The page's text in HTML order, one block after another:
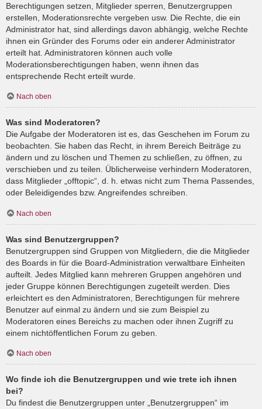
Berechtigungen setzen, Mitglieder sperren, Benutzergruppen
erstellen, Moderationsrechte vergeben usw. Die Rechte, die ein
Administrator hat, sind allerdings davon abhängig, welche Rechte
ihnen ein Gründer des Forums oder ein anderer Administrator
erteilt hat. Administratoren können auch volle
Moderationsberechtigungen haben, wenn ihnen das
entsprechende Recht erteilt wurde.
Nach oben
Was sind Moderatoren?
Die Aufgabe der Moderatoren ist es, das Geschehen im Forum zu
beobachten. Sie haben das Recht, in ihrem Bereich Beiträge zu
ändern und zu löschen und Themen zu schließen, zu öffnen, zu
verschieben und zu teilen. Üblicherweise verhindern Moderatoren,
dass Mitglieder „offtopic“, d. h. etwas nicht zum Thema Passendes,
oder Beleidigendes bzw. Angreifendes schreiben.
Nach oben
Was sind Benutzergruppen?
Benutzergruppen sind Gruppen von Mitgliedern, die die Mitglieder
des Boards in für die Board-Administration verwaltbare Einheiten
aufteilt. Jedes Mitglied kann mehreren Gruppen angehören und
jeder Gruppe können Berechtigungen zugeteilt werden. Dies
erleichtert es den Administratoren, Berechtigungen für mehrere
Benutzer auf einmal zu ändern und sie zum Beispiel zu
Moderatoren eines Bereichs zu machen oder ihnen Zugriff zu
einem nichtöffentlichen Forum zu geben.
Nach oben
Wo finde ich die Benutzergruppen und wie trete ich ihnen
bei?
Du findest die Benutzergruppen unter „Benutzergruppen“ im